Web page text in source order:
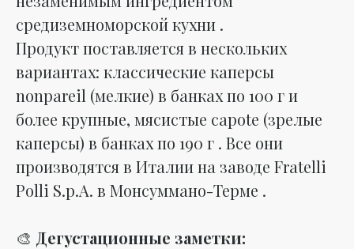
средиземноморской кухни .
Продукт поставляется в нескольких
вариантах: классические каперсы
nonpareil (мелкие) в банках по 100 г и
более крупные, мясистые capote (зрелые
каперсы) в банках по 190 г . Все они
производятся в Италии на заводе Fratelli
Polli S.p.A. в Монсуммано-Терме .
🎨 Дегустационные заметки: